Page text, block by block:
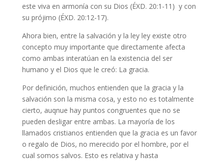
este viva en armonía con su Dios (ÉXD. 20:1-11) y con
su prójimo (ÉXD. 20:12-17).
Ahora bien, entre la salvación y la ley ley existe otro
concepto muy importante que directamente afecta
como ambas interatúan en la existencia del ser
humano y el Dios que le creó: La gracia.
Por definición, muchos entienden que la gracia y la
salvación son la misma cosa, y esto no es totalmente
cierto, auqnue hay puntos congruentes que no se
pueden desligar entre ambas. La mayoría de los
llamados cristianos entienden que la gracia es un favor
o regalo de Dios, no merecido por el hombre, por el
cual somos salvos. Esto es relativa y hasta